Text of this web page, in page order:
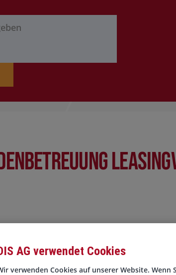
AG verwendet Cookies
verwenden Cookies auf unserer Website. Wenn